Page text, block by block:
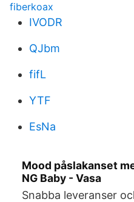
fiberkoax
IVODR
QJbm
fifL
YTF
EsNa
Mood påslakanset
NG Baby - Vasa
Snabba leveranser